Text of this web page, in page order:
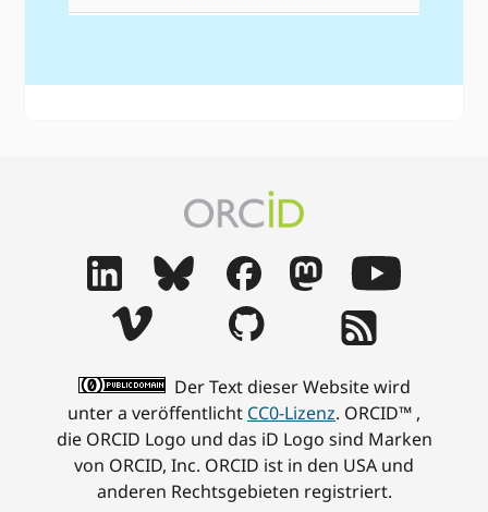
Der Text dieser Website wird
unter a veröffentlicht CC0-Lizenz. ORCID™ ,
die ORCID Logo und das iD Logo sind Marken
von ORCID, Inc. ORCID ist in den USA und
anderen Rechtsgebieten registriert.